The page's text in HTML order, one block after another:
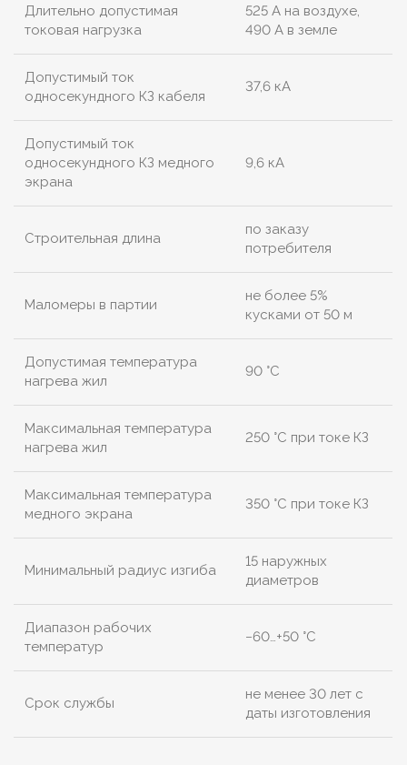
Длительно допустимая
токовая нагрузка
525 А на воздухе,
490 А в земле
Допустимый ток
односекундного КЗ кабеля
37,6 кА
Допустимый ток
односекундного КЗ медного
экрана
9,6 кА
Строительная длина
по заказу
потребителя
Маломеры в партии
не более 5%
кусками от 50 м
Допустимая температура
нагрева жил
90 °C
Максимальная температура
нагрева жил
250 °C при токе КЗ
Максимальная температура
медного экрана
350 °C при токе КЗ
Минимальный радиус изгиба
15 наружных
диаметров
Диапазон рабочих
температур
−60…+50 °C
Срок службы
не менее 30 лет с
даты изготовления